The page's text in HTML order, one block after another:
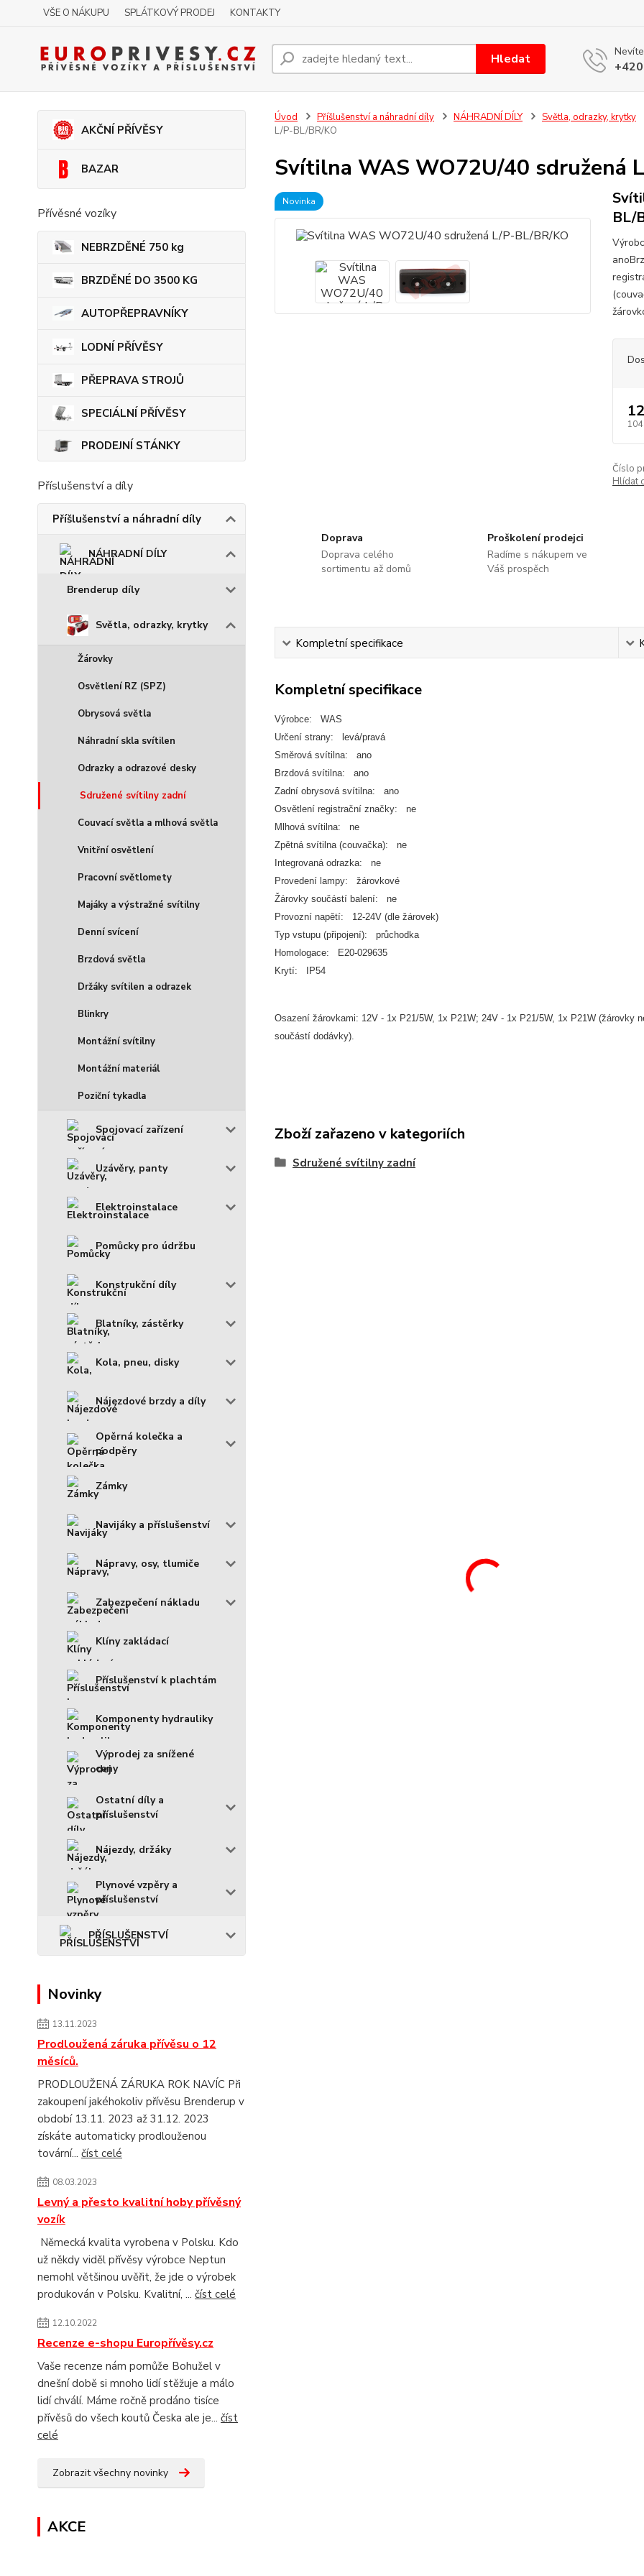
VŠE O NÁKUPU SPLÁTKOVÝ PRODEJ KONTAKTY
Hledat
AKČNÍ PŘÍVĚSY
BAZAR
Přívěsné vozíky
NEBRZDĚNÉ 750 kg
BRZDĚNÉ DO 3500 KG
AUTOPŘEPRAVNÍKY
LODNÍ PŘÍVĚSY
PŘEPRAVA STROJŮ
SPECIÁLNÍ PŘÍVĚSY
PRODEJNÍ STÁNKY
Příslušenství a díly
Příšlušenství a náhradní díly
NÁHRADNÍ DÍLY
Brenderup díly
Světla, odrazky, krytky
Žárovky
Osvětlení RZ (SPZ)
Obrysová světla
Náhradní skla svítilen
Odrazky a odrazové desky
Sdružené svítilny zadní
Couvací světla a mlhová světla
Vnitřní osvětlení
Pracovní světlomety
Majáky a výstražné svítilny
Denní svícení
Brzdová světla
Držáky svítilen a odrazek
Blinkry
Montážní svítilny
Montážní materiál
Poziční tykadla
Spojovací zařízení
Uzávěry, panty
Elektroinstalace
Pomůcky pro údržbu
Konstrukční díly
Blatníky, zástěrky
Kola, pneu, disky
Nájezdové brzdy a díly
Opěrná kolečka a
podpěry
Zámky
Navijáky a příslušenství
Nápravy, osy, tlumiče
Zabezpečení nákladu
Klíny zakládací
Příslušenství k plachtám
Komponenty hydrauliky
Výprodej za snížené
ceny
Ostatní díly a
příslušenství
Nájezdy, držáky
Plynové vzpěry a
příslušenství
PŘÍSLUŠENSTVÍ
Novinky
13.11.2023
Prodloužená záruka přívěsu o 12
měsíců.
PRODLOUŽENÁ ZÁRUKA ROK NAVÍC Při
zakoupení jakéhokoliv přívěsu Brenderup v
období 13.11. 2023 až 31.12. 2023
získáte automaticky prodlouženou
tovární... číst celé
08.03.2023
Levný a přesto kvalitní hoby přívěsný
vozík
Německá kvalita vyrobena v Polsku. Kdo
už někdy viděl přívěsy výrobce Neptun
nemohl většinou uvěřit, že jde o výrobek
produkován v Polsku. Kvalitní, ... číst celé
12.10.2022
Recenze e-shopu Europřívěsy.cz
Vaše recenze nám pomůže Bohužel v
dnešní době si mnoho lidí stěžuje a málo
lidí chválí. Máme ročně prodáno tisíce
přívěsů do všech koutů Česka ale je... číst
celé
Zobrazit všechny novinky
AKCE
Úvod Příšlušenství a náhradní díly NÁHRADNÍ DÍLY Světla, odrazky, krytky
L/P-BL/BR/KO
Svítilna WAS WO72U/40 sdružená
Novinka
BL/
104
Číslo
Hlídat
Doprava
Doprava celého
sortimentu až domů
Proškolení prodejci
Radíme s nákupem ve
Váš prospěch
Kompletní specifikace
Kompletní specifikace
Výrobce: WAS
Určení strany: levá/pravá
Směrová svítilna: ano
Brzdová svítilna: ano
Zadní obrysová svítilna: ano
Osvětlení registrační značky: ne
Mlhová svítilna: ne
Zpětná svítilna (couvačka): ne
Integrovaná odrazka: ne
Provedení lampy: žárovkové
Žárovky součástí balení: ne
Provozní napětí: 12-24V (dle žárovek)
Typ vstupu (připojení): průchodka
Homologace: E20-029635
Krytí: IP54
Osazení žárovkami: 12V - 1x P21/5W, 1x P21W; 24V - 1x P21/5W, 1x P21W (žárovky
součástí dodávky).
Zboží zařazeno v kategoriích
Sdružené svítilny zadní